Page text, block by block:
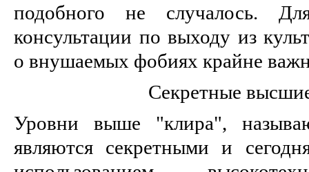
подобного не случалось.
консультации по выходу из
о внушаемых фобиях крайне
Секретные
Уровни выше "клира",
являются секретными и